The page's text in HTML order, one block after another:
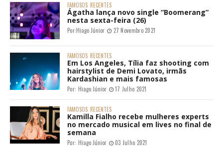
FAMOSOS RECENTES
Ágatha lança novo single “Boomerang”
nesta sexta-feira (26)
Por:Hiago Júnior 27 Novembro 2021
FAMOSOS RECENTES
Em Los Angeles, Tília faz shooting com
hairstylist de Demi Lovato, irmãs
Kardashian e mais famosas
Por: Hiago Júnior 17 Julho 2021
FAMOSOS RECENTES
Kamilla Fialho recebe mulheres experts
no mercado musical em lives no final de
semana
Por: Hiago Júnior 03 Julho 2021